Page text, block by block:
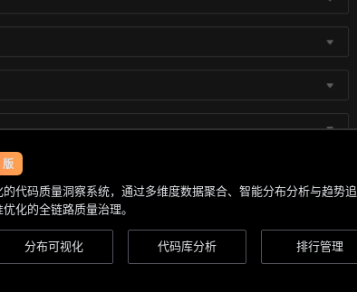
代码质量洞察系统，通过多维度数据聚合、智能分布分析与趋势追
化的全链路质量治理。
分布可视化 代码库分析 排行管理